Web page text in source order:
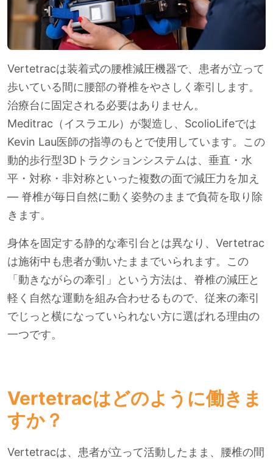
Vertetracは装着式の腰椎減圧機器で、患者が立って
歩いている間に腰部の脊椎をやさしく牽引します。
治療台に固定される必要はありません。
Meditrac（イスラエル）が製造し、ScolioLifeでは
Kevin Lau医師の指導のもとで使用しています。この
動的歩行型3Dトラクションシステムは、垂直・水
平・対称・非対称といった複数の面で減圧力を加え
— 脊椎が毎日自然に動く姿勢のままで負荷を取り除
きます。
身体を固定する静的な牽引台とは異なり、Vertetrac
は施術中も患者が動いたままでいられます。この
「動きながらの牽引」という方法は、脊椎の減圧と
軽く自然な運動を組み合わせるもので、従来の牽引
でじっと横になっていられない方に選ばれる理由の
一つです。
Vertetracはどのように働きま
すか？
Vertetracは、患者が立って活動したまま、腰椎の間